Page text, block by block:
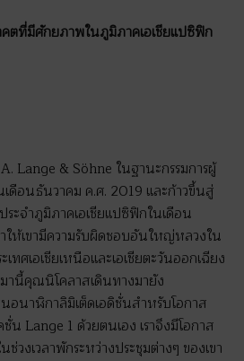
ตที่มีศักยภาพในภูมิภาคเอเชียแปซิฟิก
Lange & Söhne ในฐานะกรรมการผู้
เดือนธันวาคม ค.ศ. 2019 และก้าวขึ้นสู่
ระจำภูมิภาคเอเชียแปซิฟิกในเดือน
ห้เขามีความรับผิดชอบอันใหญ่หลวงใน
ศเอเชียเหนือและเอเชียตะวันออกเฉียง
านี้คุณนิโคลาสเดินทางมายัง
อนาฬิกาลิมิเต็ดเอดิชั่นสำหรับโอกาส
น Lange 1 ด้วยตนเอง เราจึงมีโอกาส
วงเวลาพักระหว่างประชุมต่างๆ ของเขา